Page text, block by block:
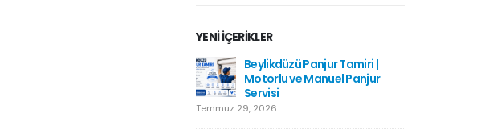
YENI İÇERIKLER
Beylikdüzü Panjur Tamiri |
Motorlu ve Manuel Panjur
Servisi
Temmuz 29, 2026